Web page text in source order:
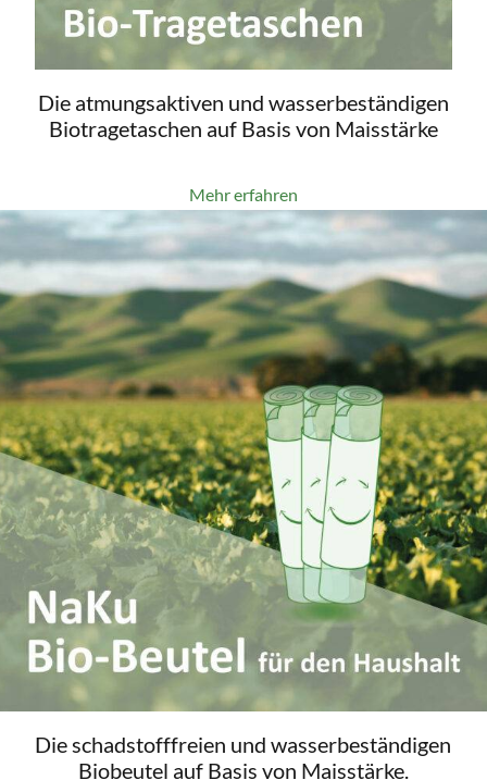
Die atmungsaktiven und wasserbeständigen
Biotragetaschen auf Basis von Maisstärke
Mehr erfahren
Die schadstofffreien und wasserbeständigen
Biobeutel auf Basis von Maisstärke.